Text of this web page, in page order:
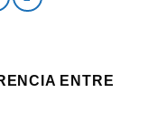
ENTRE